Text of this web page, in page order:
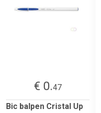
€ 0.47
Bic balpen Cristal Up